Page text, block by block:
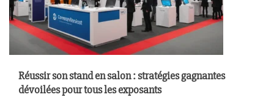
Réussir son stand en salon : stratégies gagnantes
dévoilées pour tous les exposants